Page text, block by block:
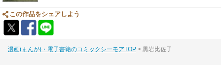
この作品をシェアしよう
漫画(まんが)・電子書籍のコミックシーモアTOP 黒岩比佐子